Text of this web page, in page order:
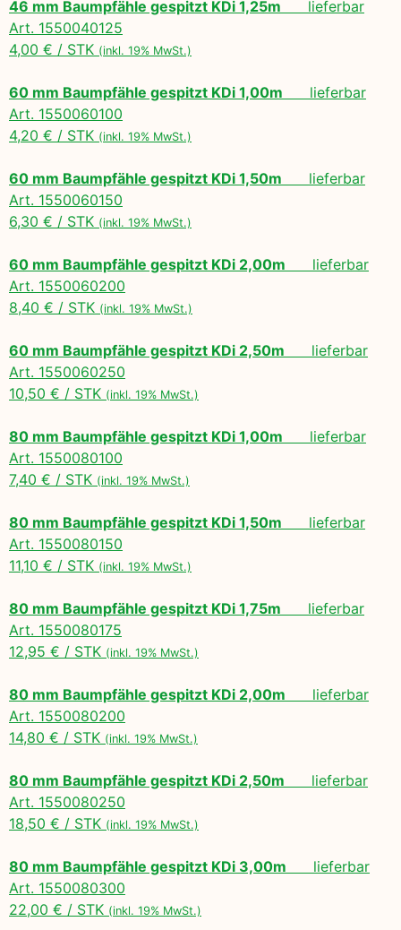
46 mm Baumpfähle gespitzt KDi 1,25m lieferbar
Art. 1550040125
4,00 € / STK (inkl. 19% MwSt.)
60 mm Baumpfähle gespitzt KDi 1,00m lieferbar
Art. 1550060100
4,20 € / STK (inkl. 19% MwSt.)
60 mm Baumpfähle gespitzt KDi 1,50m lieferbar
Art. 1550060150
6,30 € / STK (inkl. 19% MwSt.)
60 mm Baumpfähle gespitzt KDi 2,00m lieferbar
Art. 1550060200
8,40 € / STK (inkl. 19% MwSt.)
60 mm Baumpfähle gespitzt KDi 2,50m lieferbar
Art. 1550060250
10,50 € / STK (inkl. 19% MwSt.)
80 mm Baumpfähle gespitzt KDi 1,00m lieferbar
Art. 1550080100
7,40 € / STK (inkl. 19% MwSt.)
80 mm Baumpfähle gespitzt KDi 1,50m lieferbar
Art. 1550080150
11,10 € / STK (inkl. 19% MwSt.)
80 mm Baumpfähle gespitzt KDi 1,75m lieferbar
Art. 1550080175
12,95 € / STK (inkl. 19% MwSt.)
80 mm Baumpfähle gespitzt KDi 2,00m lieferbar
Art. 1550080200
14,80 € / STK (inkl. 19% MwSt.)
80 mm Baumpfähle gespitzt KDi 2,50m lieferbar
Art. 1550080250
18,50 € / STK (inkl. 19% MwSt.)
80 mm Baumpfähle gespitzt KDi 3,00m lieferbar
Art. 1550080300
22,00 € / STK (inkl. 19% MwSt.)